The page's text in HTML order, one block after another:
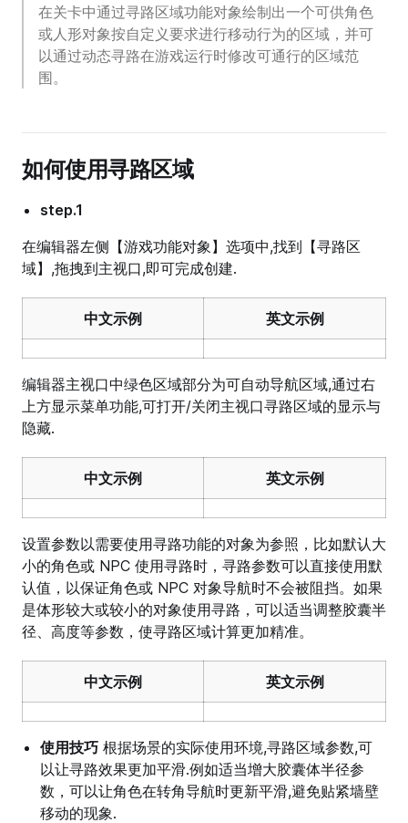
在关卡中通过寻路区域功能对象绘制出一个可供角色
或人形对象按自定义要求进行移动行为的区域，并可
以通过动态寻路在游戏运行时修改可通行的区域范
围。
如何使用寻路区域
step.1
在编辑器左侧【游戏功能对象】选项中,找到【寻路区
域】,拖拽到主视口,即可完成创建.
中文示例 英文示例
编辑器主视口中绿色区域部分为可自动导航区域,通过右
上方显示菜单功能,可打开/关闭主视口寻路区域的显示与
隐藏.
中文示例 英文示例
设置参数以需要使用寻路功能的对象为参照，比如默认大
小的角色或 NPC 使用寻路时，寻路参数可以直接使用默
认值，以保证角色或 NPC 对象导航时不会被阻挡。如果
是体形较大或较小的对象使用寻路，可以适当调整胶囊半
径、高度等参数，使寻路区域计算更加精准。
中文示例 英文示例
使用技巧 根据场景的实际使用环境,寻路区域参数,可
以让寻路效果更加平滑.例如适当增大胶囊体半径参
数，可以让角色在转角导航时更新平滑,避免贴紧墙壁
移动的现象.